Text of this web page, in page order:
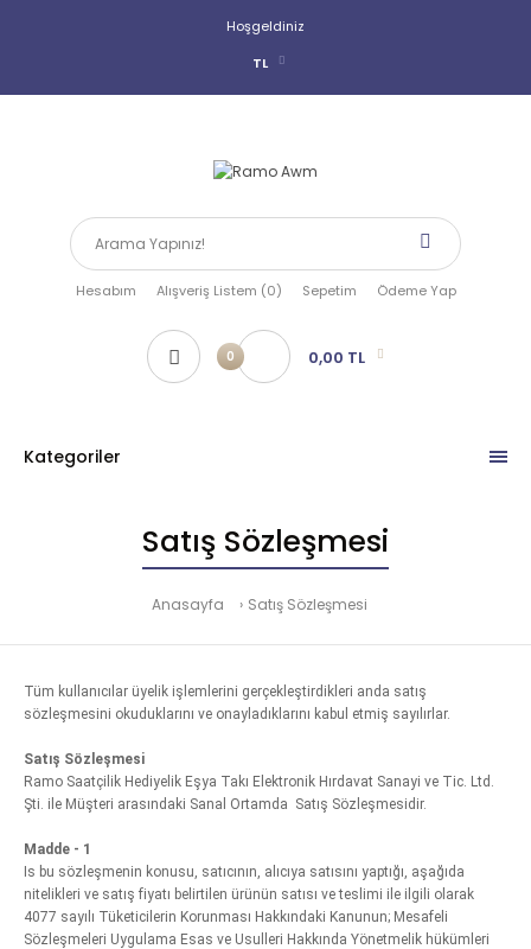
Hoşgeldiniz
TL
Hesabım Alışveriş Listem (0) Sepetim Ödeme Yap
0 0,00 TL
Kategoriler
Satış Sözleşmesi
Anasayfa Satış Sözleşmesi
Tüm kullanıcılar üyelik işlemlerini gerçekleştirdikleri anda satış
sözleşmesini okuduklarını ve onayladıklarını kabul etmiş sayılırlar.
Satış Sözleşmesi
Ramo Saatçilik Hediyelik Eşya Takı Elektronik Hırdavat Sanayi ve Tic. Ltd.
Şti. ile Müşteri arasındaki Sanal Ortamda Satış Sözleşmesidir.
Madde - 1
Is bu sözleşmenin konusu, satıcının, alıcıya satısını yaptığı, aşağıda
nitelikleri ve satış fiyatı belirtilen ürünün satısı ve teslimi ile ilgili olarak
4077 sayılı Tüketicilerin Korunması Hakkındaki Kanunun; Mesafeli
Sözleşmeleri Uygulama Esas ve Usulleri Hakkında Yönetmelik hükümleri